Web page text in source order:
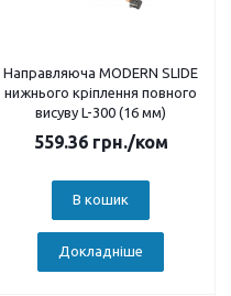
Направляюча MODERN SLIDE
нижнього кріплення повного
висуву L-300 (16 мм)
559.36грн./ком
В кошик
Докладніше